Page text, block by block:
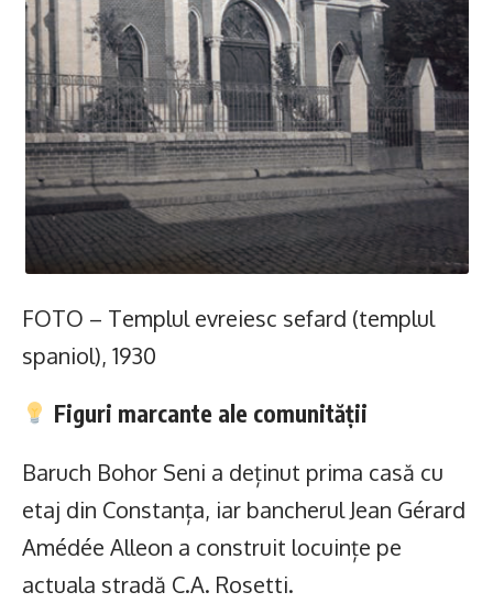
FOTO – Templul evreiesc sefard (templul
spaniol), 1930
Figuri marcante ale comunității
Baruch Bohor Seni a deținut prima casă cu
etaj din Constanța, iar bancherul Jean Gérard
Amédée Alleon a construit locuințe pe
actuala stradă C.A. Rosetti.